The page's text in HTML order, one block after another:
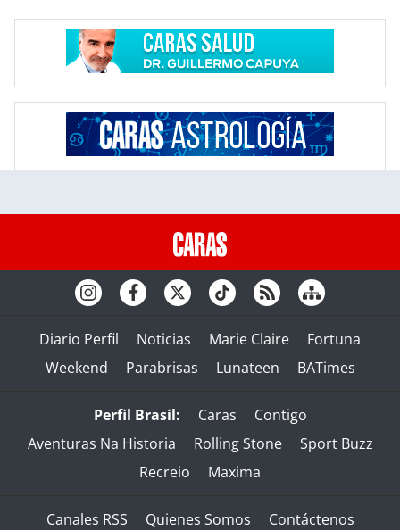
Diario Perfil Noticias Marie Claire
Fortuna
Weekend
Parabrisas Lunateen BATimes
Perfil Brasil: Caras
Contigo
Aventuras Na Historia
Rolling Stone
Sport Buzz
Recreio
Maxima
Canales RSS Quienes Somos Contáctenos